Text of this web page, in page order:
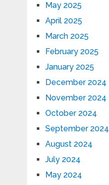
May 2025
April 2025
March 2025
February 2025
January 2025
December 2024
November 2024
October 2024
September 2024
August 2024
July 2024
May 2024